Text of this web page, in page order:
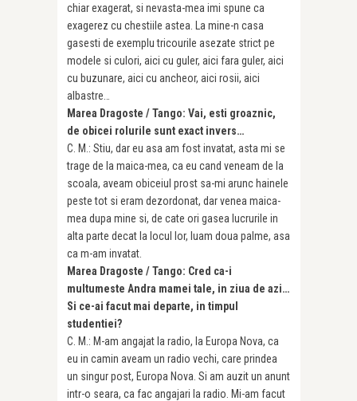
chiar exagerat, si nevasta-mea imi spune ca
exagerez cu chestiile astea. La mine-n casa
gasesti de exemplu tricourile asezate strict pe
modele si culori, aici cu guler, aici fara guler, aici
cu buzunare, aici cu ancheor, aici rosii, aici
albastre…
Marea Dragoste / Tango: Vai, esti groaznic,
de obicei rolurile sunt exact invers…
C. M.: Stiu, dar eu asa am fost invatat, asta mi se
trage de la maica-mea, ca eu cand veneam de la
scoala, aveam obiceiul prost sa-mi arunc hainele
peste tot si eram dezordonat, dar venea maica-
mea dupa mine si, de cate ori gasea lucrurile in
alta parte decat la locul lor, luam doua palme, asa
ca m-am invatat.
Marea Dragoste / Tango: Cred ca-i
multumeste Andra mamei tale, in ziua de azi…
Si ce-ai facut mai departe, in timpul
studentiei?
C. M.: M-am angajat la radio, la Europa Nova, ca
eu in camin aveam un radio vechi, care prindea
un singur post, Europa Nova. Si am auzit un anunt
intr-o seara, ca fac angajari la radio. Mi-am fa­cut